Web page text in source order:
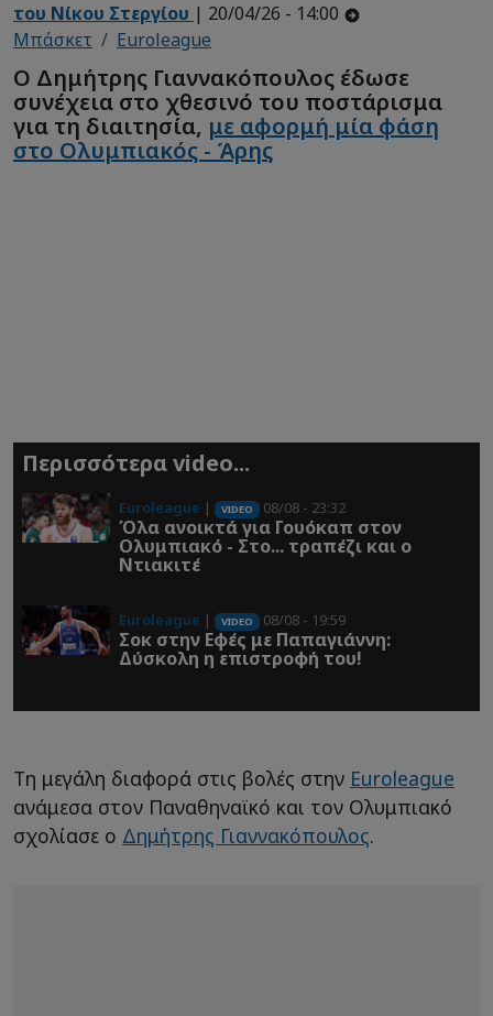
του Νίκου Στεργίου | 20/04/26 - 14:00
Μπάσκετ
Euroleague
Ο Δημήτρης Γιαννακόπουλος έδωσε
συνέχεια στο χθεσινό του ποστάρισμα
για τη διαιτησία, με αφορμή μία φάση
στο Ολυμπιακός - Άρης
Περισσότερα video...
Euroleague | VIDEO 08/08 - 23:32
Όλα ανοικτά για Γουόκαπ στον
Ολυμπιακό - Στο... τραπέζι και ο
Ντιακιτέ
Euroleague | VIDEO 08/08 - 19:59
Σοκ στην Εφές με Παπαγιάννη:
Δύσκολη η επιστροφή του!
Τη μεγάλη διαφορά στις βολές στην Euroleague
ανάμεσα στον Παναθηναϊκό και τον Ολυμπιακό
σχολίασε ο Δημήτρης Γιαννακόπουλος.